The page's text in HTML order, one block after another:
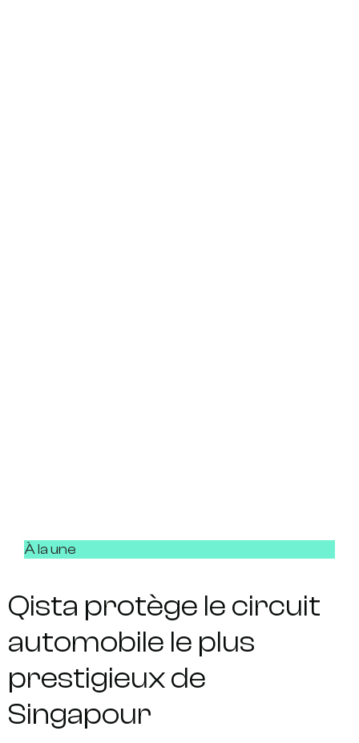
À la une
Qista protège le circuit
automobile le plus
prestigieux de
Singapour